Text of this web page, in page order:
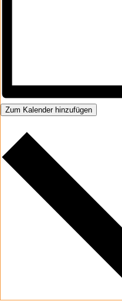
Zum Kalender hinzufügen